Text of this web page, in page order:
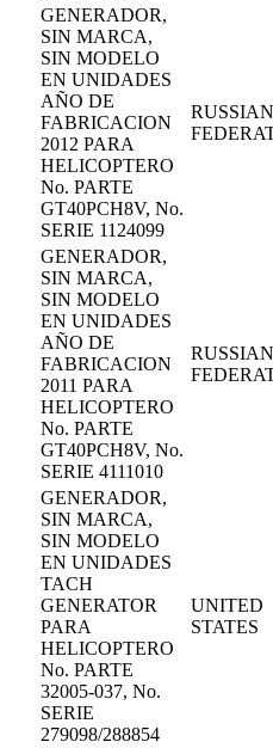
GENERADOR,
SIN MARCA,
SIN MODELO
EN UNIDADES
AÑO DE
FABRICACION
2012 PARA
HELICOPTERO
No. PARTE
GT40PCH8V, No.
SERIE 1124099
RUSSIAN
GENERADOR,
SIN MARCA,
SIN MODELO
EN UNIDADES
AÑO DE
FABRICACION
2011 PARA
HELICOPTERO
No. PARTE
GT40PCH8V, No.
SERIE 4111010
RUSSIAN
GENERADOR,
SIN MARCA,
SIN MODELO
EN UNIDADES
TACH
GENERATOR
PARA
HELICOPTERO
No. PARTE
32005-037, No.
SERIE
279098/288854
UNITED
STATES